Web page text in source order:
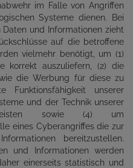
im Falle von Angriffen
Systeme dienen. Bei
und Informationen zieht
auf die betroffene
vielmehr benötigt, um (1)
korrekt auszuliefern, (2) die
die Werbung für diese zu
Funktionsfähigkeit unserer
und der Technik unserer
sowie (4) um
eines Cyberangriffes die zur
bereitzustellen.
und Informationen werden
einerseits statistisch und